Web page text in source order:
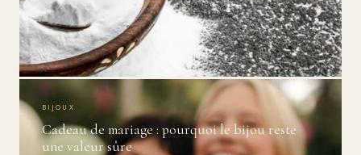
BIJOUX
Cadeau de mariage : pourquoi le bijou reste
une valeur sûre